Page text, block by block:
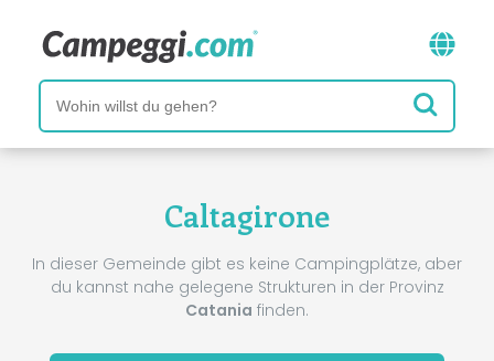
Caltagirone
In dieser Gemeinde gibt es keine Campingplätze, aber
du kannst nahe gelegene Strukturen in der Provinz
Catania finden.